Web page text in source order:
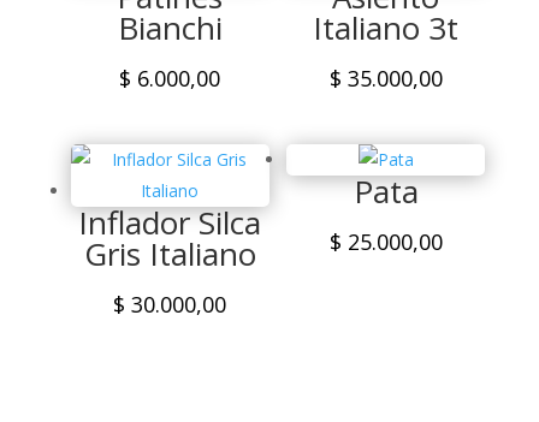
Bianchi
$ 6.000,00
Italiano 3t
$ 35.000,00
Inflador Silca
Gris Italiano
$ 30.000,00
Pata
$ 25.000,00